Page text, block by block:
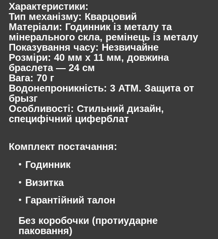
Характеристики:
Тип механізму: Кварцовий
Матеріали: Годинник із металу та
мінерального скла, ремінець із металу
Показування часу: Незвичайне
Розміри: 40 мм х 11 мм, довжина
браслета — 24 см
Вага: 70 г
Водонепроникність: 3 ATM. Защита от
брызг
Особливості: Стильний дизайн,
специфічний циферблат
Комплект постачання:
Годинник
Визитка
Гарантійний талон
Без коробочки (протиударне
паковання)